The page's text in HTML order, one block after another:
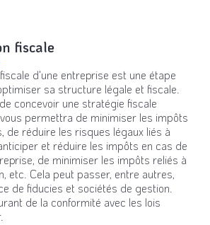
fiscale
d'une entreprise est une étape
sa structure légale et fiscale.
concevoir une stratégie fiscale
permettra de minimiser les impôts
de réduire les risques légaux liés à
et réduire les impôts en cas de
de minimiser les impôts reliés à
etc. Cela peut passer, entre autres,
de fiducies et sociétés de gestion.
de la conformité avec les lois